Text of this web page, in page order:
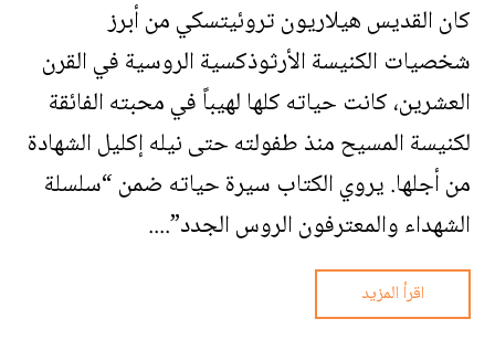
كان القديس هيلاريون تروئيتسكي من أبرز
شخصيات الكنيسة الأرثوذكسية الروسية في القرن
العشرين، كانت حياته كلها لهيباً في محبته الفائقة
لكنيسة المسيح منذ طفولته حتى نيله إكليل الشهادة
من أجلها. يروي الكتاب سيرة حياته ضمن “سلسلة
الشهداء والمعترفون الروس الجدد”....
اقرأ المزيد